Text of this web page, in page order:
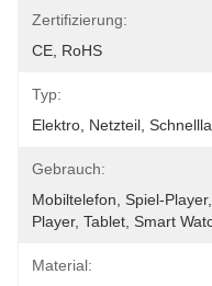
Zertifizierung:
CE, RoHS
Typ:
Elektro, Netzteil,
Gebrauch:
Mobiltelefon, Spiel-
Player, Tablet, Smart
Material: